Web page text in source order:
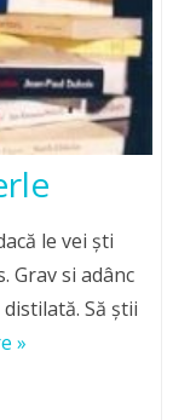
le vei şti
Grav si adânc
Să ştii
»